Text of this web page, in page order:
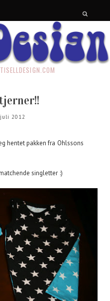
2012
hentet pakken fra Ohlssons
singletter :)